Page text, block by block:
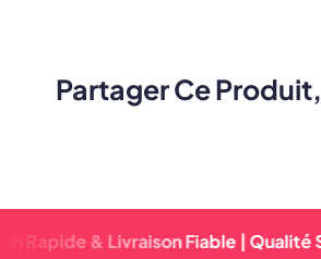
Partager Ce
& Livraison Fiable | Qualité